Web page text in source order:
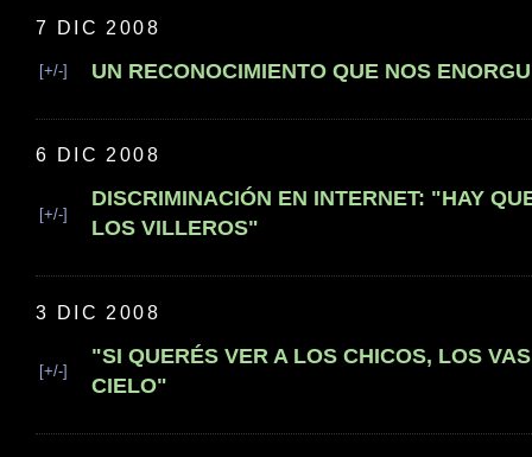
7 DIC 2008
[+/-] UN RECONOCIMIENTO QUE NOS
6 DIC 2008
[+/-]
DISCRIMINACIÓN EN INTERNET: "HAY
LOS VILLEROS"
3 DIC 2008
[+/-]
"SI QUERÉS VER A LOS CHICOS, LOS
CIELO"